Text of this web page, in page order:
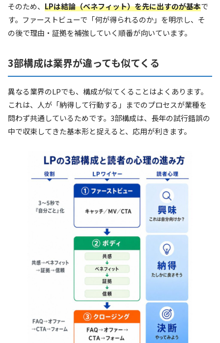
そのため、 LPは結論（ベネフィット）を先に出すのが基本で
す。ファーストビューで「何が得られるのか」を明示し、そ
の後で理由・証拠を補強していく順番が向いています。
3部構成は業界が違っても似てくる
異なる業界のLPでも、構成が似てくることはよくあります。
これは、人が「納得して行動する」までのプロセスが業種を
問わず共通しているためです。3部構成は、長年の試行錯誤の
中で収束してきた基本形と捉えると、応用が利きます。